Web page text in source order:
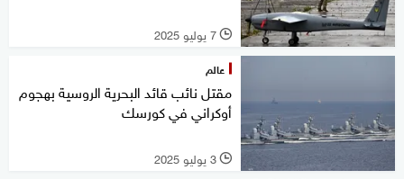
l 7 يوليو 2025
عالم
مقتل نائب قائد البحرية الروسية بهجوم
أوكراني في كورسك
l 3 يوليو 2025